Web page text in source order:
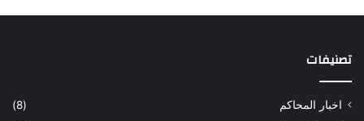
تصنيفات
اخبار المحاكم
(8)